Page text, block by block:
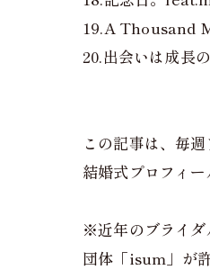
19.A Thousand
20.出会いは成長
この記事は、毎週
結婚式プロフィ
※近年のブライダ
団体「isum」が